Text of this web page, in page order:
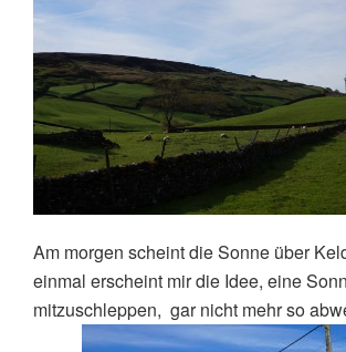
und
einsames
Dorf“
Am morgen scheint die Sonne über
einmal erscheint mir die Idee, eine
mitzuschleppen, gar nicht mehr so